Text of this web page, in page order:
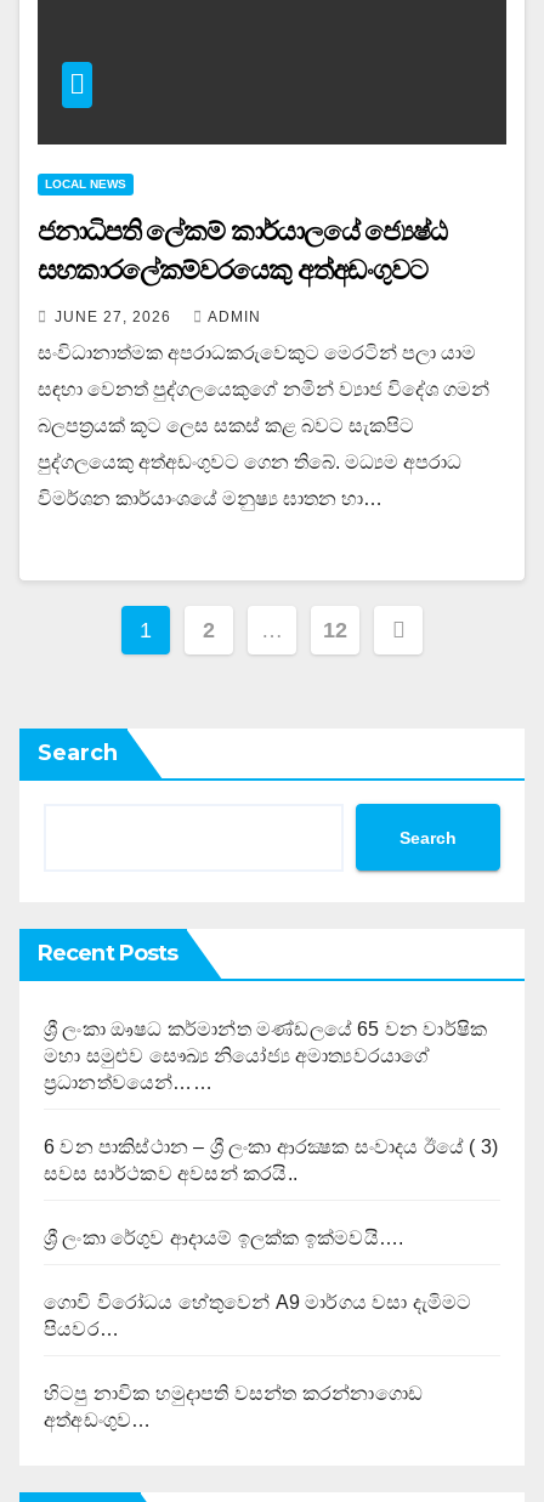
LOCAL NEWS
ජනාධිපති ලේකම් කාර්යාලයේ ජ්‍යෙෂ්ඨ
සහකාරලේකම්වරයෙකු අත්අඩංගුවට
JUNE 27, 2026 ADMIN
සංවිධානාත්මක අපරාධකරුවෙකුට මෙරටින් පලා යාම
සඳහා වෙනත් පුද්ගලයෙකුගේ නමින් ව්‍යාජ විදේශ ගමන්
බලපත්‍රයක් කූට ලෙස සකස් කළ බවට සැකපිට
පුද්ගලයෙකු අත්අඩංගුවට ගෙන තිබේ. මධ්‍යම අපරාධ
විමර්ශන කාර්යාංශයේ මනුෂ්‍ය ඝාතන හා…
Posts
1 2 … 12
Search
Search
Recent Posts
ශ්‍රී ලංකා ඖෂධ කර්මාන්ත මණ්ඩලයේ 65 වන වාර්ෂික
මහා සමුළුව සෞඛ්‍ය නියෝජ්‍ය අමාත්‍යවරයාගේ
ප්‍රධානත්වයෙන්……
6 වන පාකිස්ථාන – ශ්‍රී ලංකා ආරක්‍ෂක සංවාදය ඊයේ ( 3)
සවස සාර්ථකව අවසන් කරයි..
ශ්‍රී ලංකා රේගුව ආදායම් ඉලක්ක ඉක්මවයි….
ගොවි විරෝධය හේතුවෙන් A9 මාර්ගය වසා දැමිමට
පියවර…
හිටපු නාවික හමුදාපති වසන්ත කරන්නාගොඩ
අත්අඩංගුව…